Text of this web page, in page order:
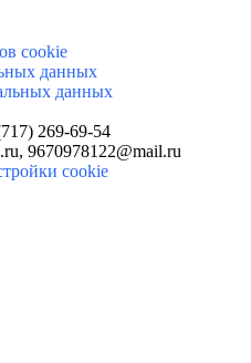
cookie
данных
данных
269-69-54
9670978122@mail.ru
cookie